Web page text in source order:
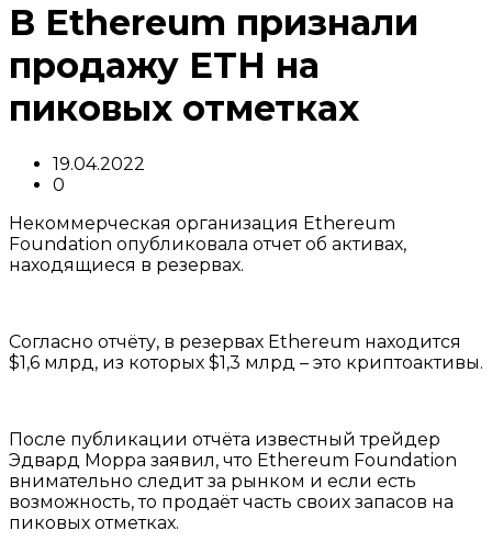
В Ethereum признали
продажу ETH на
пиковых отметках
19.04.2022
0
Некоммерческая организация Ethereum
Foundation опубликовала отчет об активах,
находящиеся в резервах.
Согласно отчёту, в резервах Ethereum находится
$1,6 млрд, из которых $1,3 млрд – это криптоактивы.
После публикации отчёта известный трейдер
Эдвард Морра заявил, что Ethereum Foundation
внимательно следит за рынком и если есть
возможность, то продаёт часть своих запасов на
пиковых отметках.